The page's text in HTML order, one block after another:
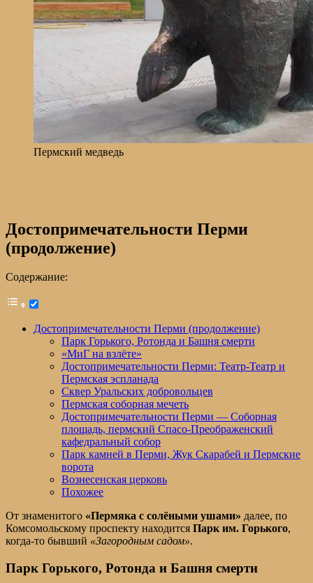
Пермский медведь
Достопримечательности Перми
(продолжение)
Содержание:
Достопримечательности Перми (продолжение)
Парк Горького, Ротонда и Башня смерти
«МиГ на взлёте»
Достопримечательности Перми: Театр-Театр и
Пермская эспланада
Сквер Уральских добровольцев
Пермская соборная мечеть
Достопримечательности Перми — Соборная
площадь, пермский Спасо-Преображенский
кафедральный собор
Парк камней в Перми, Жук Скарабей и Пермские
ворота
Вознесенская церковь
Похожее
От знаменитого «Пермяка с солёными ушами» далее, по
Комсомольскому проспекту находится Парк им. Горького,
когда-то бывший «Загородным садом».
Парк Горького, Ротонда и Башня смерти